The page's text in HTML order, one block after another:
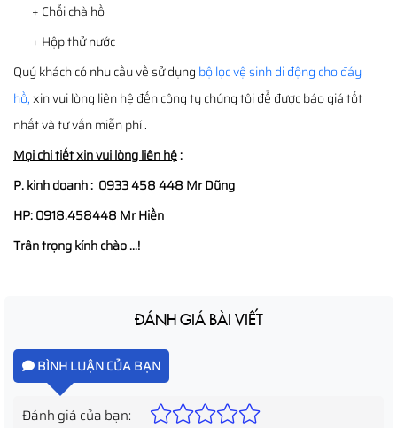
+ Chổi chà hồ
+ Hộp thử nước
Quý khách có nhu cầu về sử dụng bộ lọc vệ sinh di động cho đáy
hồ,xin vui lòng liên hệ đến công ty chúng tôi để được báo giá tốt
nhất và tư vấn miễn phí .
Mọi chi tiết xin vui lòng liên hệ:
P. kinh doanh : 0933 458 448 Mr Dũng
HP: 0918.458448 Mr Hiền
Trân trọng kính chào ...!
ĐÁNH GIÁ BÀI VIẾT
BÌNH LUẬN CỦA BẠN
Đánh giá của bạn: